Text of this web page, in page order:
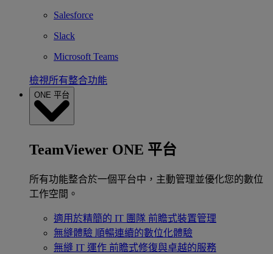
Salesforce
Slack
Microsoft Teams
檢視所有整合功能
ONE 平台
TeamViewer ONE 平台
所有功能整合於一個平台中，主動管理並優化您的數位
工作空間。
適用於精簡的 IT 團隊 前瞻式裝置管理
無縫體驗 順暢連續的數位化體驗
無縫 IT 運作 前瞻式修復與卓越的服務